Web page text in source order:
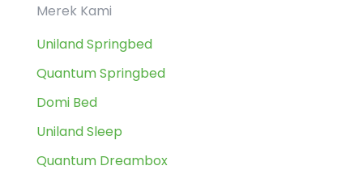
Merek Kami
Uniland Springbed
Quantum Springbed
Domi Bed
Uniland Sleep
Quantum Dreambox